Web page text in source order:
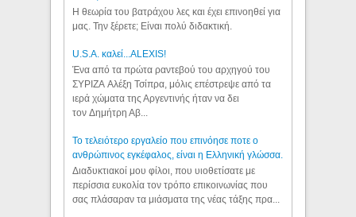
Η θεωρία του βατράχου λες και έχει επινοηθεί για
μας. Την ξέρετε; Είναι πολύ διδακτική.
U.S.A. καλεί...ALEXIS!
Ένα από τα πρώτα ραντεβού του αρχηγού του
ΣΥΡΙΖΑ Αλέξη Τσίπρα, μόλις επέστρεψε από τα
ιερά χώματα της Αργεντινής ήταν να δει
τον Δημήτρη Αβ...
Το τελειότερο εργαλείο που επινόησε ποτε ο
ανθρώπινος εγκέφαλος, είναι η Ελληνική γλώσσα.
Διαδυκτιακοί μου φίλοι, που υιοθετίσατε με
περίσσια ευκολία τον τρόπο επικοινωνίας που
σας πλάσαραν τα μιάσματα της νέας τάξης πρα...